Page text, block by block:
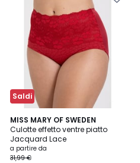
Saldi
MISS MARY OF SWEDEN
Culotte effetto ventre piatto
Jacquard Lace
a partire da
31,99 €
4,2
/ 5
3
Colori